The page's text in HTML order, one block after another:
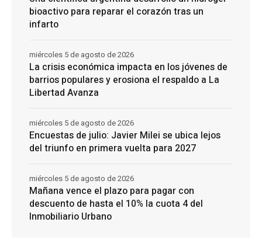
bioactivo para reparar el corazón tras un
infarto
La crisis económica impacta en los jóvenes de
barrios populares y erosiona el respaldo a La
Libertad Avanza
miércoles 5 de agosto de 2026
Encuestas de julio: Javier Milei se ubica lejos
del triunfo en primera vuelta para 2027
miércoles 5 de agosto de 2026
Mañana vence el plazo para pagar con
descuento de hasta el 10% la cuota 4 del
Inmobiliario Urbano
miércoles 5 de agosto de 2026